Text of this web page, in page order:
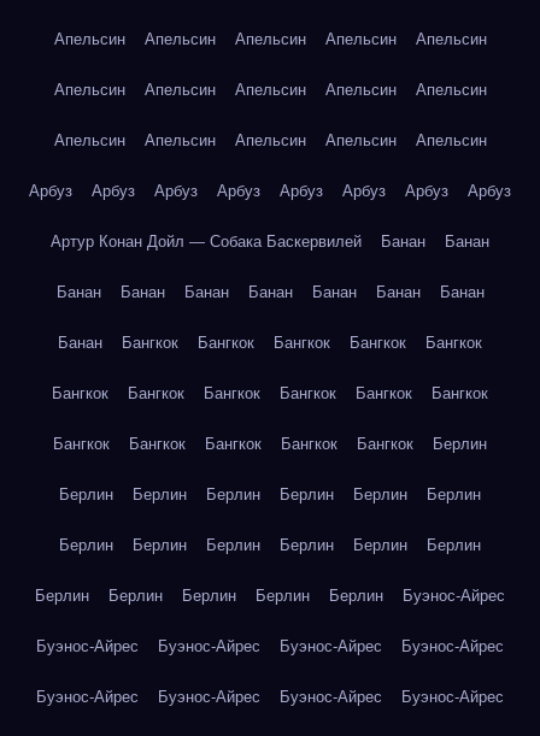
Апельсин Апельсин Апельсин Апельсин Апельсин
Апельсин Апельсин Апельсин Апельсин Апельсин
Апельсин Апельсин Апельсин Апельсин Апельсин
Арбуз Арбуз Арбуз Арбуз Арбуз Арбуз Арбуз Арбуз
Артур Конан Дойл — Собака Баскервилей Банан Банан
Банан Банан Банан Банан Банан Банан Банан
Банан Бангкок Бангкок Бангкок Бангкок Бангкок
Бангкок Бангкок Бангкок Бангкок Бангкок Бангкок
Бангкок Бангкок Бангкок Бангкок Бангкок Берлин
Берлин Берлин Берлин Берлин Берлин Берлин
Берлин Берлин Берлин Берлин Берлин Берлин
Берлин Берлин Берлин Берлин Берлин Буэнос-Айрес
Буэнос-Айрес Буэнос-Айрес Буэнос-Айрес Буэнос-Айрес
Буэнос-Айрес Буэнос-Айрес Буэнос-Айрес Буэнос-Айрес